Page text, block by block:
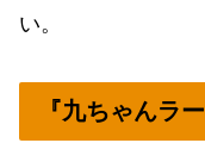
い。
『九ちゃんラ